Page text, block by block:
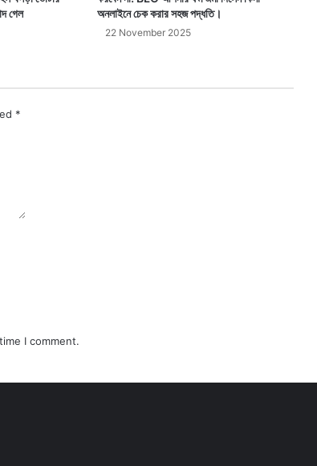
গেল
অনলাইনে চেক করার সহজ পদ্ধতি।
22 November 2025
*
I comment.